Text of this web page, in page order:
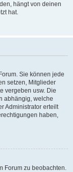
hängt von deinen
hat.
Sie können jede
setzen, Mitglieder
vergeben usw. Die
abhängig, welche
Administrator erteilt
haben,
Forum zu beobachten.